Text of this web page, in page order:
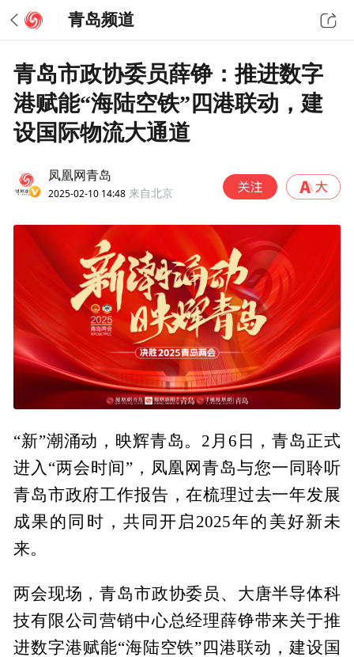
青岛频道
青岛市政协委员薛铮：推进数字
港赋能“海陆空铁”四港联动，建
设国际物流大通道
凤凰网青岛
2025-02-10 14:48 来自北京
“新”潮涌动，映辉青岛。2月6日，青岛正式
进入“两会时间”，凤凰网青岛与您一同聆听
青岛市政府工作报告，在梳理过去一年发展
成果的同时，共同开启2025年的美好新未
来。
两会现场，青岛市政协委员、大唐半导体科
技有限公司营销中心总经理薛铮带来关于推
进数字港赋能“海陆空铁”四港联动，建设国